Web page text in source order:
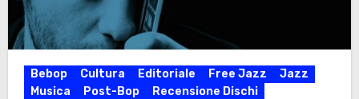
Bebop Cultura Editoriale Free Jazz
Jazz
Musica
Post-Bop Recensione Dischi